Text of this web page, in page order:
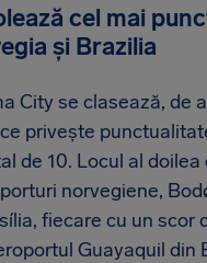
cel mai
și Brazilia
City se clasează, de
privește
de 10. Locul al
norvegiene,
fiecare cu un scor
Guayaquil din